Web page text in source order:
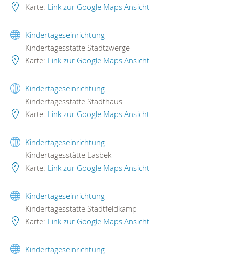
Karte: Link zur Google Maps Ansicht
Kindertageseinrichtung
Kindertagesstätte Stadtzwerge
Karte: Link zur Google Maps Ansicht
Kindertageseinrichtung
Kindertagesstätte Stadthaus
Karte: Link zur Google Maps Ansicht
Kindertageseinrichtung
Kindertagesstätte Lasbek
Karte: Link zur Google Maps Ansicht
Kindertageseinrichtung
Kindertagesstätte Stadtfeldkamp
Karte: Link zur Google Maps Ansicht
Kindertageseinrichtung